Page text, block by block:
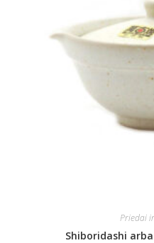
Priedai
Shiboridashi